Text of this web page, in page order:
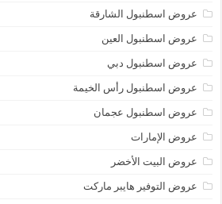
عروض اسطنبول الشارقة
عروض اسطنبول العين
عروض اسطنبول دبي
عروض اسطنبول رأس الخيمة
عروض اسطنبول عجمان
عروض الإمارات
عروض البيت الأخضر
عروض التوفير هايبر ماركت